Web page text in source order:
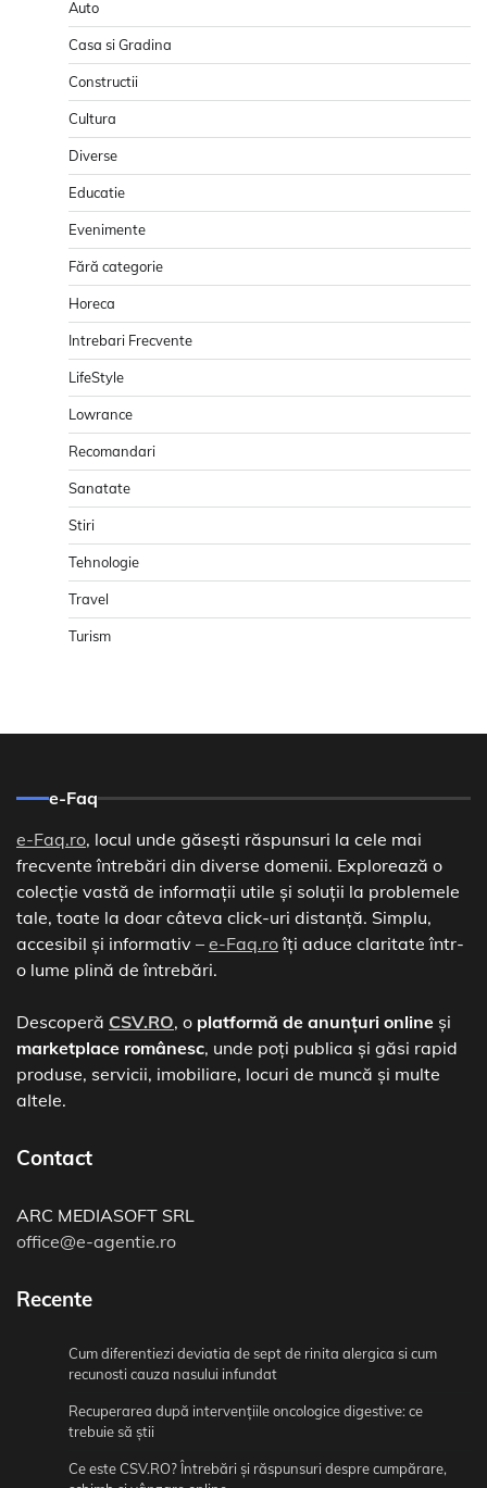
Auto
Casa si Gradina
Constructii
Cultura
Diverse
Educatie
Evenimente
Fără categorie
Horeca
Intrebari Frecvente
LifeStyle
Lowrance
Recomandari
Sanatate
Stiri
Tehnologie
Travel
Turism
e-Faq
e-Faq.ro, locul unde găsești răspunsuri la cele mai
frecvente întrebări din diverse domenii. Explorează o
colecție vastă de informații utile și soluții la problemele
tale, toate la doar câteva click-uri distanță. Simplu,
accesibil și informativ – e-Faq.roîți aduce claritate într-
o lume plină de întrebări.
Descoperă CSV.RO, o platformă de anunțuri online și
marketplace românesc, unde poți publica și găsi rapid
produse, servicii, imobiliare, locuri de muncă și multe
altele.
Contact
ARC MEDIASOFT SRL
office@e-agentie.ro
Recente
Cum diferentiezi deviatia de sept de rinita alergica si cum
recunosti cauza nasului infundat
Recuperarea după intervențiile oncologice digestive: ce
trebuie să știi
Ce este CSV.RO? Întrebări și răspunsuri despre cumpărare,